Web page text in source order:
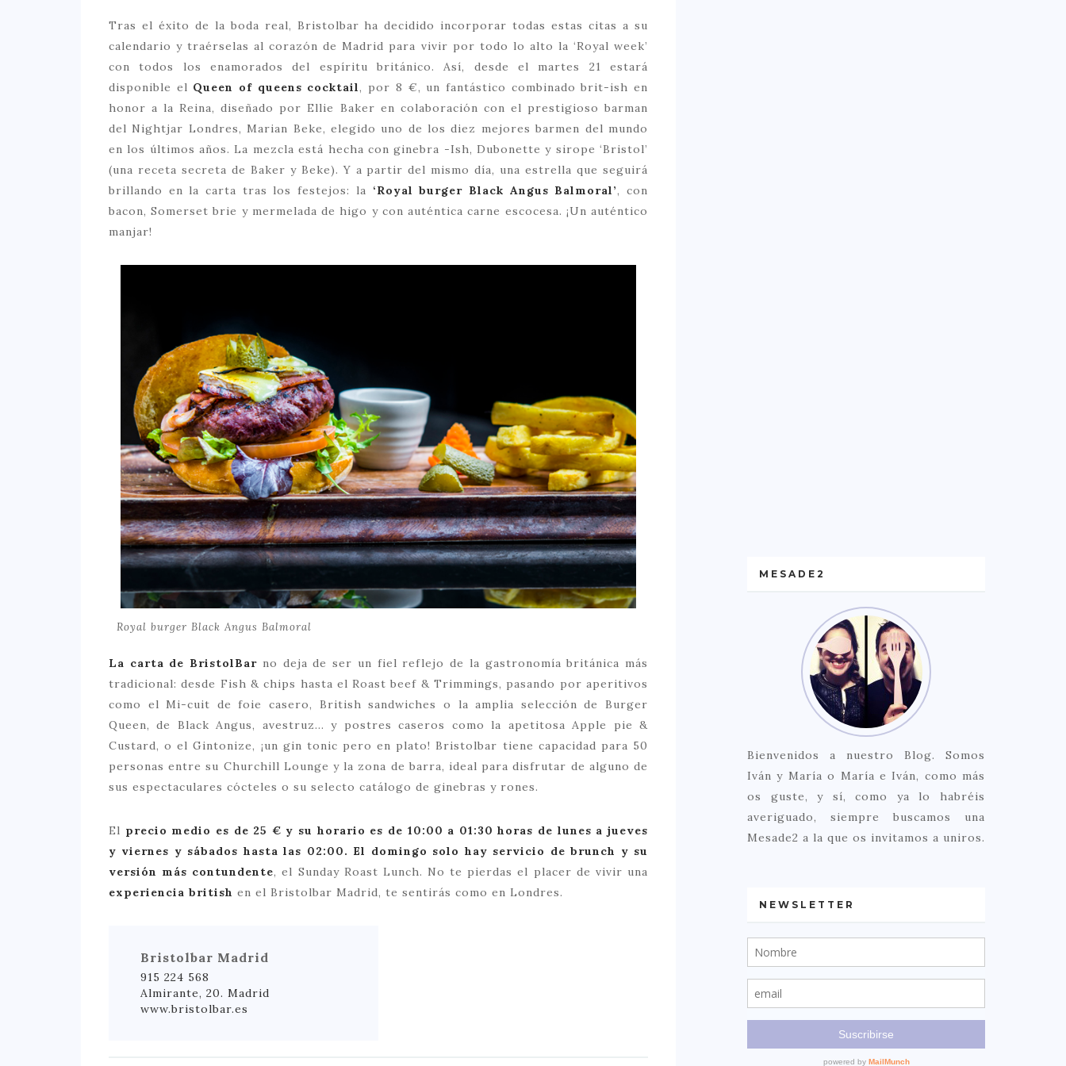
Tras el éxito de la boda real, Bristolbar ha decidido incorporar todas estas citas a su
calendario y traérselas al corazón de Madrid para vivir por todo lo alto la ‘Royal week’
con todos los enamorados del espíritu británico. Así, desde el martes 21 estará
disponible el Queen of queens cocktail, por 8 €, un fantástico combinado brit-ish en
honor a la Reina, diseñado por Ellie Baker en colaboración con el prestigioso barman
del Nightjar Londres, Marian Beke, elegido uno de los diez mejores barmen del mundo
en los últimos años. La mezcla está hecha con ginebra -Ish, Dubonette y sirope ‘Bristol’
(una receta secreta de Baker y Beke). Y a partir del mismo día, una estrella que seguirá
brillando en la carta tras los festejos: la ‘Royal burger Black Angus Balmoral’, con
bacon, Somerset brie y mermelada de higo y con auténtica carne escocesa. ¡Un auténtico
manjar!
Royal burger Black Angus Balmoral
La carta de BristolBar no deja de ser un fiel reflejo de la gastronomía británica más
tradicional: desde Fish & chips hasta el Roast beef & Trimmings, pasando por aperitivos
como el Mi-cuit de foie casero, British sandwiches o la amplia selección de Burger
Queen, de Black Angus, avestruz… y postres caseros como la apetitosa Apple pie &
Custard, o el Gintonize, ¡un gin tonic pero en plato! Bristolbar tiene capacidad para 50
personas entre su Churchill Lounge y la zona de barra, ideal para disfrutar de alguno de
sus espectaculares cócteles o su selecto catálogo de ginebras y rones.
El precio medio es de 25 € y su horario es de 10:00 a 01:30 horas de lunes a jueves
y viernes y sábados hasta las 02:00. El domingo solo hay servicio de brunch y su
versión más contundente, el Sunday Roast Lunch. No te pierdas el placer de vivir una
experiencia british en el Bristolbar Madrid, te sentirás como en Londres.
Bristolbar Madrid
915 224 568
Almirante, 20. Madrid
www.bristolbar.es
MESADE2
Bienvenidos a nuestro Blog. Somos
Iván y María o María e Iván, como más
os guste, y sí, como ya lo habréis
averiguado, siempre buscamos una
Mesade2 a la que os invitamos a uniros.
NEWSLETTER